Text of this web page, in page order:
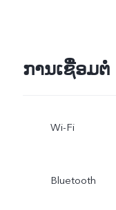
ການເຊື່ອມຕໍ່
Wi-Fi
Bluetooth